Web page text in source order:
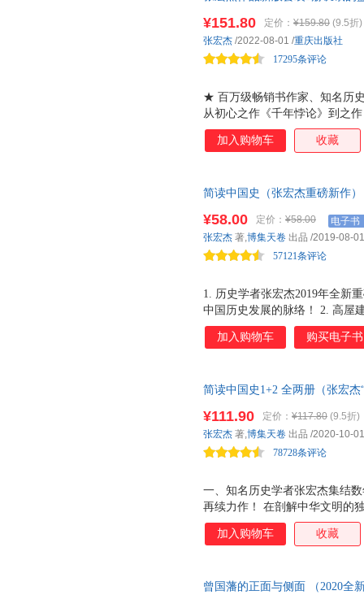
野宽广、史料丰富、内容翔实
史视界、深沉的人文关怀、独
趣的、有味的历史真实；赠6张
★ 百万级畅销书作家、知名历
从初心之作《千年悖论》到之
看 的绝妙阅读体验 ★ 宏阔的
格；人性的、个性的历史书写
封大地特种纸质感十足 ， 主书
隆朝精美绘画 张宏杰亲撰关键
家方法 ，也是 读者提升历史
¥151.80 定价： ¥159.80 (9.5折)
17295条评论
张宏杰 /2022-08-01 /重庆出版社
加入购物车 收藏
简读中国史（张宏杰重磅新作
懂真正的历史。葛剑雄、许纪
1. 历史学者张宏杰2019年全新
中国历史发展的脉络！ 2. 高屋
下回顾中国历史，用50个专题
学术性和可读性！ 3. 不读中
题！以无厚入有间，在历史的
人联袂推荐，值得一读的重磅
¥58.00 定价： ¥58.00 电子书
57121条评论
张宏杰 著,博集天卷 出品 /2019-08-01
加入购物车 购买电子书
简读中国史1+2 全两册（张宏
史！剖解中华文明的独特性与
律，聚焦中国历代政治结构，
一、知名历史学者张宏杰集结
再续力作！ 在剖解中华文明的
历史的惯性与规律，从历史中
读千年社会顽疾，探究中国古
三、用户数超3800万的得到创
¥111.90 定价： ¥117.80 (9.5折)
78728条评论
张宏杰 著,博集天卷 出品 /2020-10-01
加入购物车 收藏
曾国藩的正面与侧面 （2020全